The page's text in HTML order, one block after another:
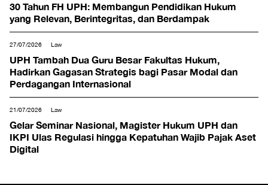
30 Tahun FH UPH: Membangun Pendidikan Hukum
yang Relevan, Berintegritas, dan Berdampak
27/07/2026 Law
UPH Tambah Dua Guru Besar Fakultas Hukum,
Hadirkan Gagasan Strategis bagi Pasar Modal dan
Perdagangan Internasional
21/07/2026 Law
Gelar Seminar Nasional, Magister Hukum UPH dan
IKPI Ulas Regulasi hingga Kepatuhan Wajib Pajak Aset
Digital